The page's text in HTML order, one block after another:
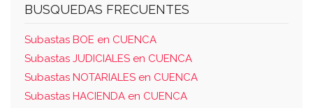
BUSQUEDAS FRECUENTES
Subastas BOE en CUENCA
Subastas JUDICIALES en CUENCA
Subastas NOTARIALES en CUENCA
Subastas HACIENDA en CUENCA